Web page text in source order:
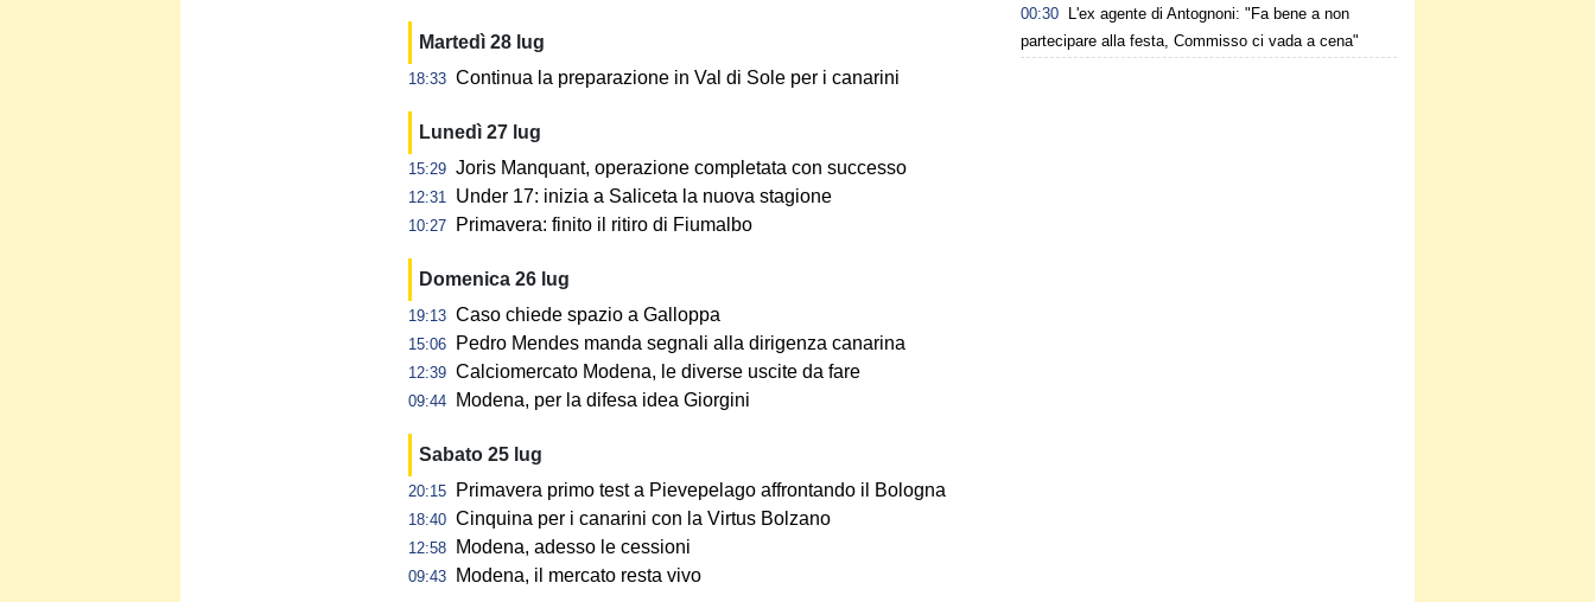
Martedì 28 lug
18:33 Continua la preparazione in Val di Sole per i canarini
Lunedì 27 lug
15:29 Joris Manquant, operazione completata con successo
12:31 Under 17: inizia a Saliceta la nuova stagione
10:27 Primavera: finito il ritiro di Fiumalbo
Domenica 26 lug
19:13 Caso chiede spazio a Galloppa
15:06 Pedro Mendes manda segnali alla dirigenza canarina
12:39 Calciomercato Modena, le diverse uscite da fare
09:44 Modena, per la difesa idea Giorgini
Sabato 25 lug
20:15 Primavera primo test a Pievepelago affrontando il Bologna
18:40 Cinquina per i canarini con la Virtus Bolzano
12:58 Modena, adesso le cessioni
09:43 Modena, il mercato resta vivo
00:30
L'ex agente di Antognoni: "Fa bene a non
partecipare alla festa, Commisso ci vada a cena"